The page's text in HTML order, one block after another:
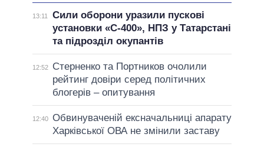
13:11
Сили оборони уразили пускові
установки «С-400», НПЗ у Татарстані
та підрозділ окупантів
12:52
Стерненко та Портников очолили
рейтинг довіри серед політичних
блогерів – опитування
12:40 Обвинуваченій ексначальниці апарату
Харківської ОВА не змінили заставу